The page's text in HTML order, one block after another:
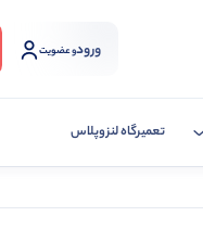
ورودو عضویت
تعمیرگاه لنزوپلاس